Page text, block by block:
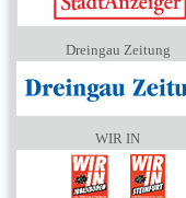
Dreingau Zeitung
WIR IN